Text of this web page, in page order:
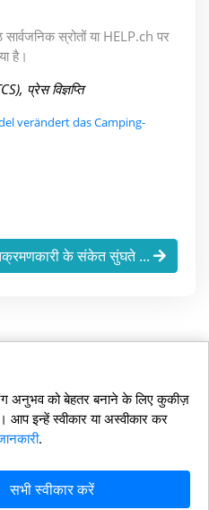
स्रोतों या HELP.ch पर
है।
प्रेस विज्ञप्ति
verändert das Camping-
के संकेत सुंघते ...
– HELP Media AG, ज्यूरिख,
अनुभव को बेहतर बनाने के लिए कुकीज़
आप इन्हें स्वीकार या अस्वीकार कर
.
सभी स्वीकार करें